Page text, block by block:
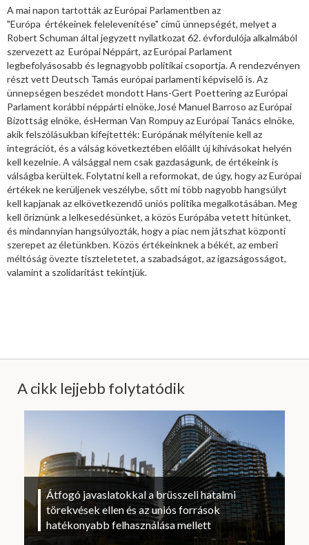
A mai napon tartották az Európai Parlamentben az
"Európa értékeinek felelevenítése" című ünnepségét, melyet a
Robert Schuman által jegyzett nyilatkozat 62. évfordulója alkalmából
szervezett az Európai Néppárt, az Európai Parlament
legbefolyásosabb és legnagyobb politikai csoportja. A rendezvényen
részt vett Deutsch Tamás európai parlamenti képviselő is. Az
ünnepségen beszédet mondott Hans-Gert Poettering az Európai
Parlament korábbi néppárti elnöke,José Manuel Barroso az Európai
Bizottság elnöke, ésHerman Van Rompuy az Európai Tanács elnöke,
akik felszólásukban kifejtették: Európának mélyítenie kell az
integrációt, és a válság következtében előállt új kihívásokat helyén
kell kezelnie. A válsággal nem csak gazdaságunk, de értékeink is
válságba kerültek. Folytatni kell a reformokat, de úgy, hogy az Európai
értékek ne kerüljenek veszélybe, sőtt mi több nagyobb hangsúlyt
kell kapjanak az elkövetkezendő uniós politika megalkotásában. Meg
kell őriznünk a lelkesedésünket, a közös Európába vetett hitünket,
és mindannyian hangsúlyozták, hogy a piac nem játszhat központi
szerepet az életünkben. Közös értékeinknek a békét, az emberi
méltóság övezte tiszteletetet, a szabadságot, az igazságosságot,
valamint a szolidaritást tekintjük.
A cikk lejjebb folytatódik
Átfogó javaslatokkal a brüsszeli hatalmi
törekvések ellen és az uniós források
hatékonyabb felhasználása mellett